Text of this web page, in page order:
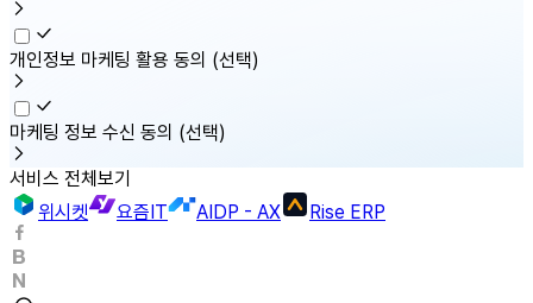
개인정보 마케팅 활용 동의 (선택)
마케팅 정보 수신 동의 (선택)
서비스 전체보기
위시켓
요즘IT AIDP - AX Rise ERP